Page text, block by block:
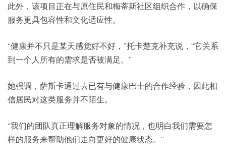
此外，该项目正在与原住民和梅蒂斯社区组织合作，以确保
服务更具包容性和文化适应性。
“健康并不只是某天感觉好不好，”托卡楚克补充说，“它关系
到一个人所有的需求是否被满足。”
她强调，萨斯卡通过去已有与健康巴士的合作经验，因此相
信居民对这类服务并不陌生。
“我们的团队真正理解服务对象的情况，也明白我们需要怎
样的服务来帮助他们走向更好的健康状态。”